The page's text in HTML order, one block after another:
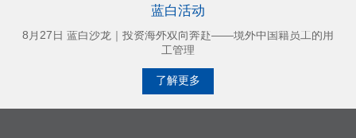
蓝白活动
9月26日 蓝白沙龙｜精神文明与体面劳动——即便不能认定工
8月27日 蓝白沙龙｜投资海外双向奔赴——境外中国籍员工的用
工管理
7月30日 蓝白沙龙｜无过错解雇类型精讲及案例解析
9月26日 蓝白沙龙｜精神文明与体面劳动——即便不能认定工
伤，还应否赔偿？
了解更多